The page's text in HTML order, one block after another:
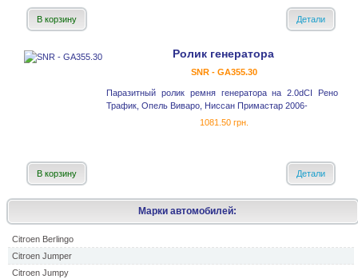
Марки автомобилей:
Citroen Berlingo
Citroen Jumper
Citroen Jumpy
В корзину Детали
Ролик генератора
SNR - GA355.30
Паразитный ролик ремня генератора на 2.0dCI Рено
Трафик, Опель Виваро, Ниссан Примастар 2006-
1081.50 грн.
В корзину Детали